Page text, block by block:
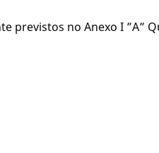
previstos no Anexo I ”A”